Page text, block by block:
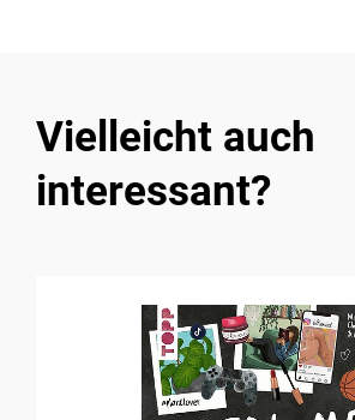
Vielleicht auch
interessant?